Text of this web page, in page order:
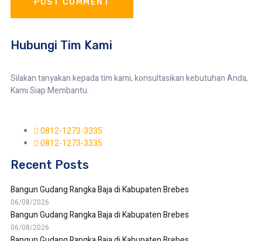
Hubungi Tim Kami
Silakan tanyakan kepada tim kami, konsultasikan kebutuhan Anda,
Kami Siap Membantu.
0812-1273-3335
0812-1273-3335
Recent Posts
Bangun Gudang Rangka Baja di Kabupaten Brebes
06/08/2026
Bangun Gudang Rangka Baja di Kabupaten Brebes
06/08/2026